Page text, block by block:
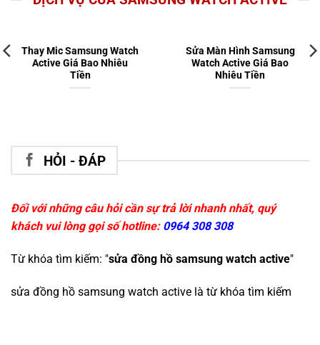
Thay Mic Samsung Watch
Active Giá Bao Nhiêu
Tiền
Sửa Màn Hình Samsung
Watch Active Giá Bao
Nhiêu Tiền
HỎI - ĐÁP
Đối với những câu hỏi cần sự trả lời nhanh nhất, quý
khách vui lòng gọi số hotline: 0964 308 308
Từ khóa tìm kiếm: "sửa đồng hồ samsung watch active"
sửa đồng hồ samsung watch active là từ khóa tìm kiếm